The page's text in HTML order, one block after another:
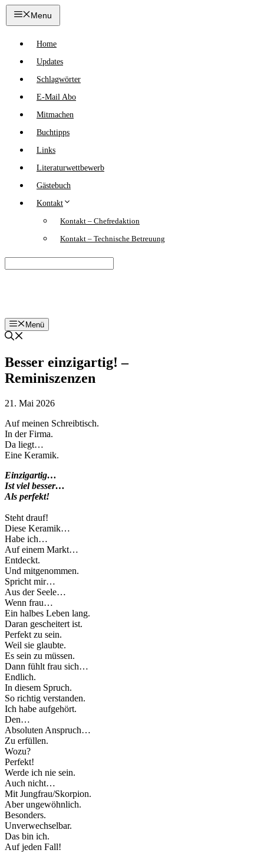
Zum
Inhalt
Menu
Home
Updates
Schlagwörter
E-Mail Abo
Mitmachen
Buchtipps
Links
Literaturwettbewerb
Gästebuch
Kontakt
Kontakt – Chefredaktion
Kontakt – Technische Betreuung
Menü
Besser einzigartig! –
Reminiszenzen
21. Mai 2026
Auf meinen Schreibtisch.
In der Firma.
Da liegt…
Eine Keramik.
Einzigartig…
Ist viel besser…
Als perfekt!
Steht drauf!
Diese Keramik…
Habe ich…
Auf einem Markt…
Entdeckt.
Und mitgenommen.
Spricht mir…
Aus der Seele…
Wenn frau…
Ein halbes Leben lang.
Daran gescheitert ist.
Perfekt zu sein.
Weil sie glaubte.
Es sein zu müssen.
Dann fühlt frau sich…
Endlich.
In diesem Spruch.
So richtig verstanden.
Ich habe aufgehört.
Den…
Absoluten Anspruch…
Zu erfüllen.
Wozu?
Perfekt!
Werde ich nie sein.
Auch nicht…
Mit Jungfrau/Skorpion.
Aber ungewöhnlich.
Besonders.
Unverwechselbar.
Das bin ich.
Auf jeden Fall!